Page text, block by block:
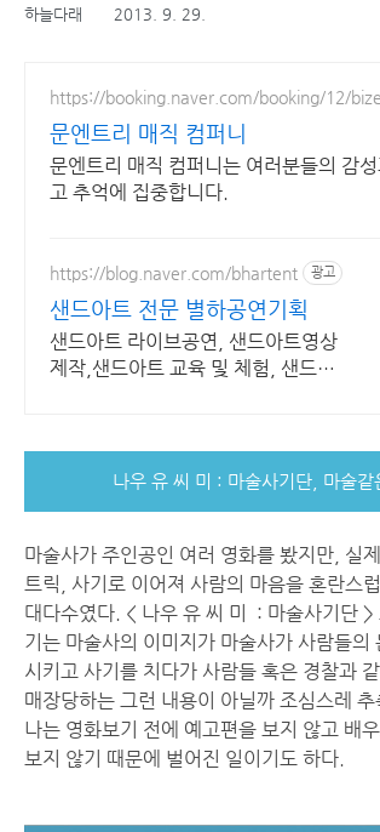
하늘다래 2013. 9. 29.
https://booking.naver.com/booking/12/
문엔트리 매직 컴퍼니
문엔트리 매직 컴퍼니는 여러분들의 감성
고 추억에 집중합니다.
https://blog.naver.com/bhartent 광고
샌드아트 전문 별하공연기획
샌드아트 라이브공연, 샌드아트영상
제작,샌드아트 교육 및 체험, 샌드아
나우 유 씨 미 : 마술사기단, 마술같
마술사가 주인공인 여러 영화를 봤지만, 실
트릭, 사기로 이어져 사람의 마음을 혼란스
대다수였다. < 나우 유 씨 미 : 마술사기단 >
기는 마술사의 이미지가 마술사가 사람들의
시키고 사기를 치다가 사람들 혹은 경찰과
매장당하는 그런 내용이 아닐까 조심스레
나는 영화보기 전에 예고편을 보지 않고 배
보지 않기 때문에 벌어진 일이기도 하다.